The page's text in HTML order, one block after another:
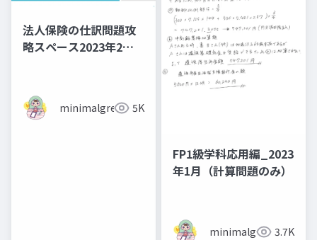
法人保険の仕訳問題攻
略スペース2023年2月
minimalgreen 5K
FP1級学科応用編_2023
年1月（計算問題のみ）
minimalgreen3.7K